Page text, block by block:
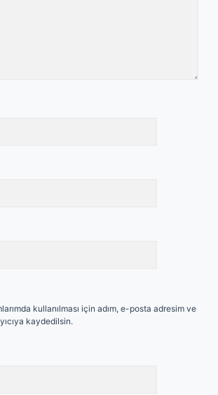
kullanılması için adım, e-posta adresim ve
kaydedilsin.